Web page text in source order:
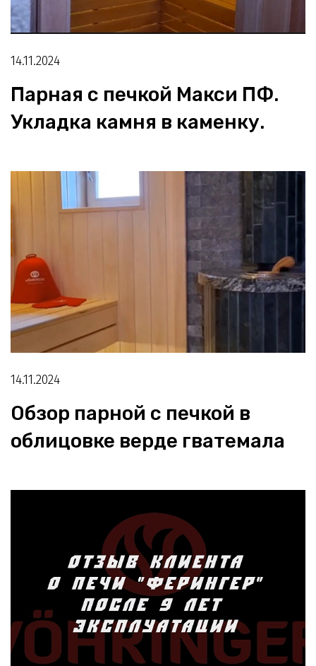
14.11.2024
Парная с печкой Макси ПФ.
Укладка камня в каменку.
14.11.2024
Обзор парной с печкой в
облицовке верде гватемала